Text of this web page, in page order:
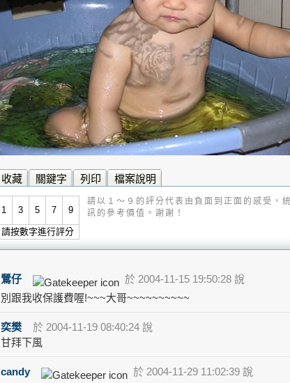
收藏 關鍵字 列印 檔案說明
1 3 5 7 9
請按數字進行評分
請以１～９的評分代表由負面到正面的感受，
訊的參考價值。謝謝！
鶯仔
於 2004-11-15 19:50:28 說
別跟我收保護費喔!~~~大哥~~~~~~~~~~
奕樊
於 2004-11-19 08:40:24 說
甘拜下風
candy
於 2004-11-29 11:02:39 說